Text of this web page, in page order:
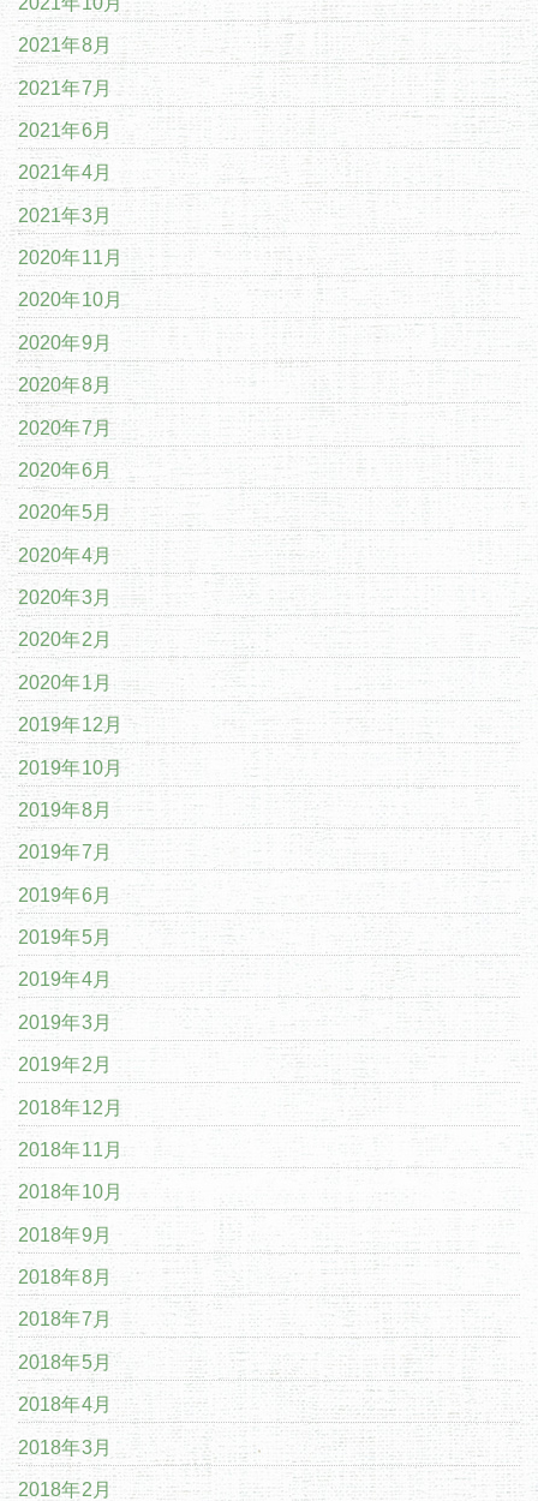
2021年8月
2021年7月
2021年6月
2021年4月
2021年3月
2020年11月
2020年10月
2020年9月
2020年8月
2020年7月
2020年6月
2020年5月
2020年4月
2020年3月
2020年2月
2020年1月
2019年12月
2019年10月
2019年8月
2019年7月
2019年6月
2019年5月
2019年4月
2019年3月
2019年2月
2018年12月
2018年11月
2018年10月
2018年9月
2018年8月
2018年7月
2018年5月
2018年4月
2018年3月
2018年2月